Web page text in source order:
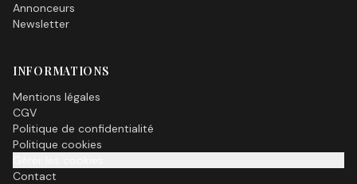
Annonceurs
Newsletter
INFORMATIONS
Mentions légales
CGV
Politique de confidentialité
Politique cookies
Contact